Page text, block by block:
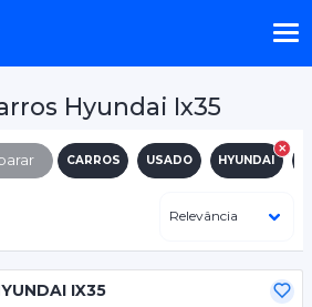
Hyundai Ix35
CARROS USADO HYUNDAI
IX35